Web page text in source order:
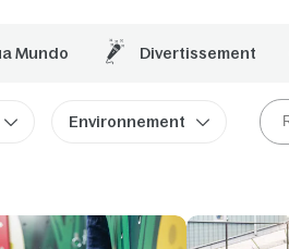
Mundo Divertissement
Environnement